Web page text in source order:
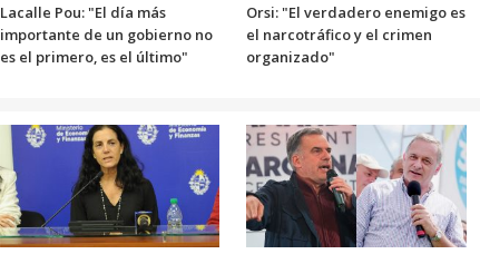
Lacalle Pou: "El día más
importante de un gobierno no
es el primero, es el último"
Orsi: "El verdadero enemigo es
el narcotráfico y el crimen
organizado"